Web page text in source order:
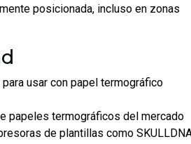
posicionada, incluso en zonas
para usar con papel termográfico
papeles termográficos del mercado
de plantillas como